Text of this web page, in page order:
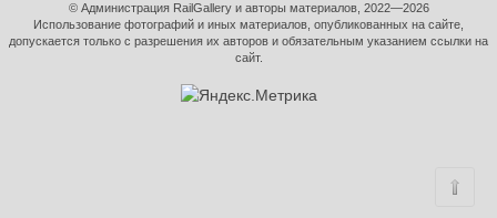
© Администрация RailGallery и авторы материалов, 2022—2026
Использование фотографий и иных материалов, опубликованных на сайте,
допускается только с разрешения их авторов и обязательным указанием ссылки на
сайт.